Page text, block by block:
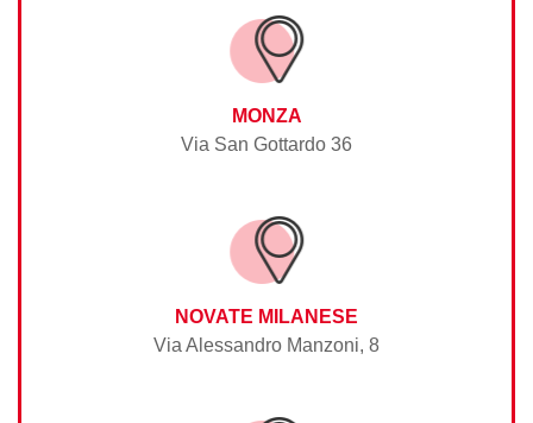
MONZA
Via San Gottardo 36
NOVATE MILANESE
Via Alessandro Manzoni, 8